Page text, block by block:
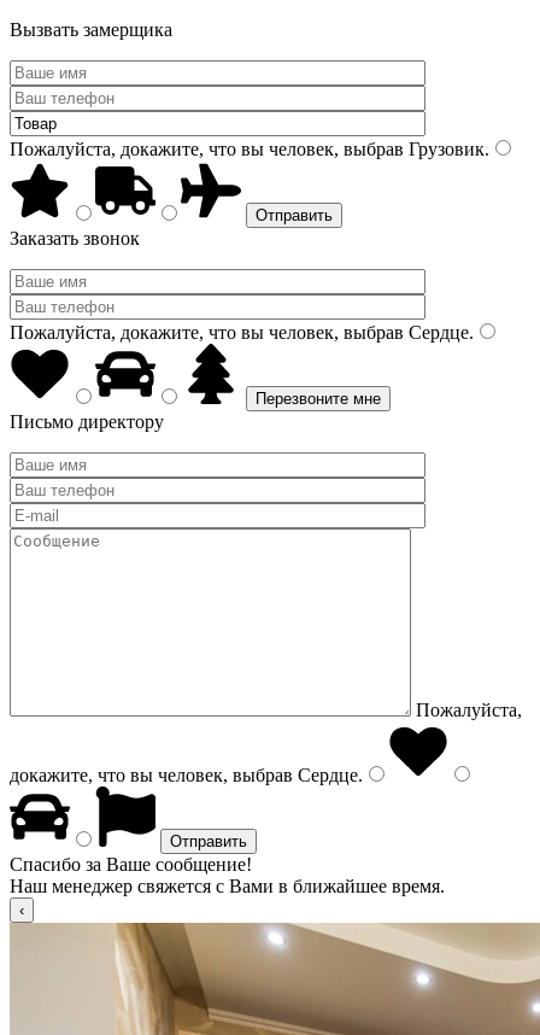
Вызвать замерщика
Пожалуйста, докажите, что вы человек, выбрав Грузовик.
Заказать звонок
Пожалуйста, докажите, что вы человек, выбрав Сердце.
Письмо директору
Пожалуйста,
докажите, что вы человек, выбрав Сердце.
Спасибо за Ваше сообщение!
Наш менеджер свяжется с Вами в ближайшее время.